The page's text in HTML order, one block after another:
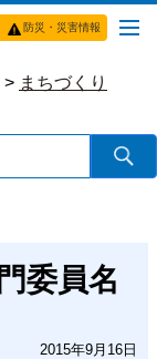
防災・災害情報
> まちづくり
委員名
2015年9月16日